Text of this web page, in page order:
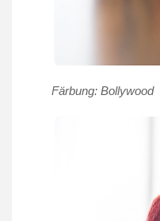
Färbung: Bollywood